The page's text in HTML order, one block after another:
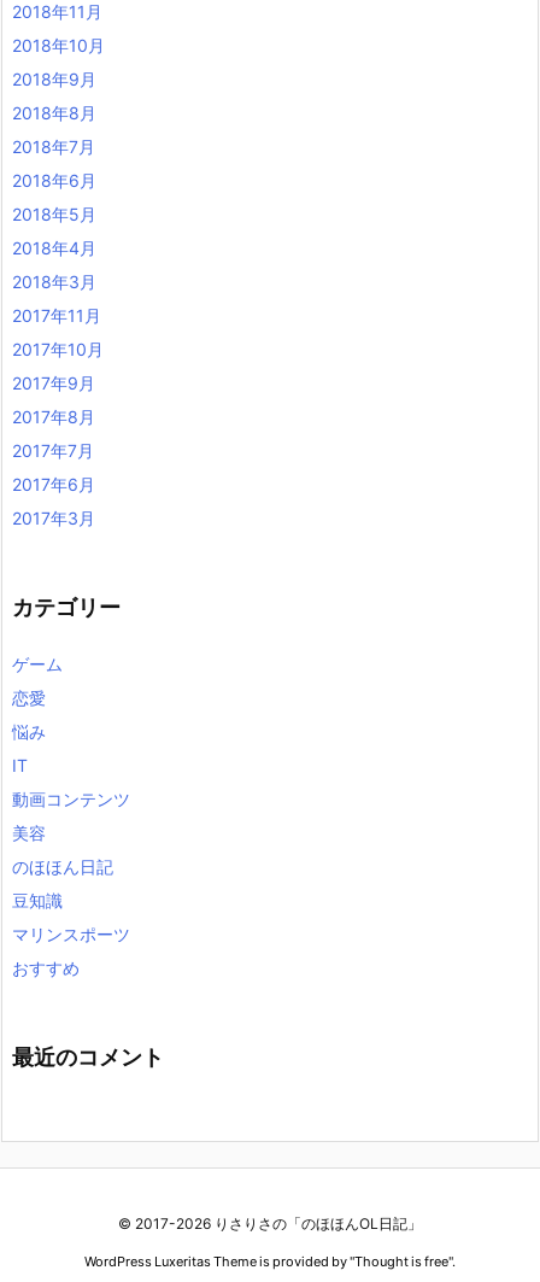
2018年11月
2018年10月
2018年9月
2018年8月
2018年7月
2018年6月
2018年5月
2018年4月
2018年3月
2017年11月
2017年10月
2017年9月
2017年8月
2017年7月
2017年6月
2017年3月
カテゴリー
ゲーム
恋愛
悩み
IT
動画コンテンツ
美容
のほほん日記
豆知識
マリンスポーツ
おすすめ
最近のコメント
© 2017-2026 りさりさの「のほほんOL日記」
WordPress Luxeritas Theme is provided by "Thought is free".